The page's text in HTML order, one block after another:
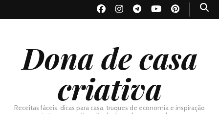
Dona de casa
criativa
Receitas fáceis, dicas para casa, truques de economia e inspiração